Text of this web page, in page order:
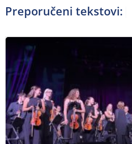
Preporučeni tekstovi: